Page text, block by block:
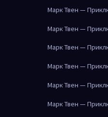
Марк Твен —
Марк Твен —
Марк Твен —
Марк Твен —
Марк Твен —
Марк Твен —